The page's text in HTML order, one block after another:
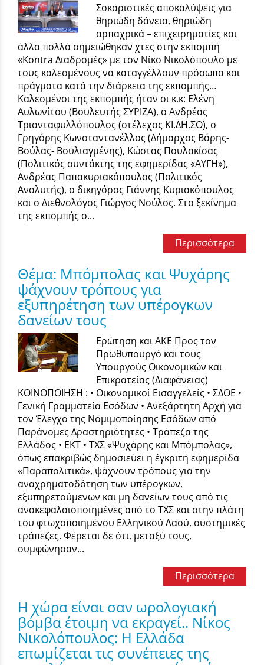
Σοκαριστικές αποκαλύψεις για
θηριώδη δάνεια, θηριώδη
αρπαχρικά – επιχειρηματίες και
άλλα πολλά σημειώθηκαν χτες στην εκπομπή
«Kontra Διαδρομές» με τον Νίκο Νικολόπουλο με
τους καλεσμένους να καταγγέλλουν πρόσωπα και
πράγματα κατά την διάρκεια της εκπομπής…
Καλεσμένοι της εκπομπής ήταν οι κ.κ: Ελένη
Αυλωνίτου (Βουλευτής ΣΥΡΙΖΑ), ο Ανδρέας
Τριανταφυλλόπουλος (στέλεχος ΚΙ.ΔΗ.ΣΟ), ο
Γρηγόρης Κωνσταντανέλλος (Δήμαρχος Βάρης-
Βούλας- Βουλιαγμένης), Κώστας Πουλακίσας
(Πολιτικός συντάκτης της εφημερίδας «ΑΥΓΗ»),
Ανδρέας Παπακυριακόπουλος (Πολιτικός
Αναλυτής), ο δικηγόρος Γιάννης Κυριακόπουλος
και ο Διεθνολόγος Γιώργος Νούλος. Στο ξεκίνημα
της εκπομπής ο...
Περισσότερα
Θέμα: Μπόμπολας και Ψυχάρης
ψάχνουν τρόπους για
εξυπηρέτηση των υπέρογκων
δανείων τους
Ερώτηση και ΑΚΕ Προς τον
Πρωθυπουργό και τους
Υπουργούς Οικονομικών και
Επικρατείας (Διαφάνειας)
ΚΟΙΝΟΠΟΙΗΣΗ : • Οικονομικοί Εισαγγελείς • ΣΔΟΕ •
Γενική Γραμματεία Εσόδων • Ανεξάρτητη Αρχή για
τον Έλεγχο της Νομιμοποίησης Εσόδων από
Παράνομες Δραστηριότητες • Τράπεζα της
Ελλάδος • ΕΚΤ • ΤΧΣ «Ψυχάρης και Μπόμπολας»,
όπως επακριβώς δημοσιεύει η έγκριτη εφημερίδα
«Παραπολιτικά», ψάχνουν τρόπους για την
αναχρηματοδότηση των υπέρογκων,
εξυπηρετούμενων και μη δανείων τους από τις
ανακεφαλαιοποιημένες από το ΤΧΣ και στην πλάτη
του φτωχοποιημένου Ελληνικού Λαού, συστημικές
τράπεζες. Φέρεται δε ότι, μεταξύ τους,
συμφώνησαν...
Περισσότερα
Η χώρα είναι σαν ωρολογιακή
βόμβα έτοιμη να εκραγεί.. Νίκος
Νικολόπουλος: Η Ελλάδα
επωμίζεται τις συνέπειες της